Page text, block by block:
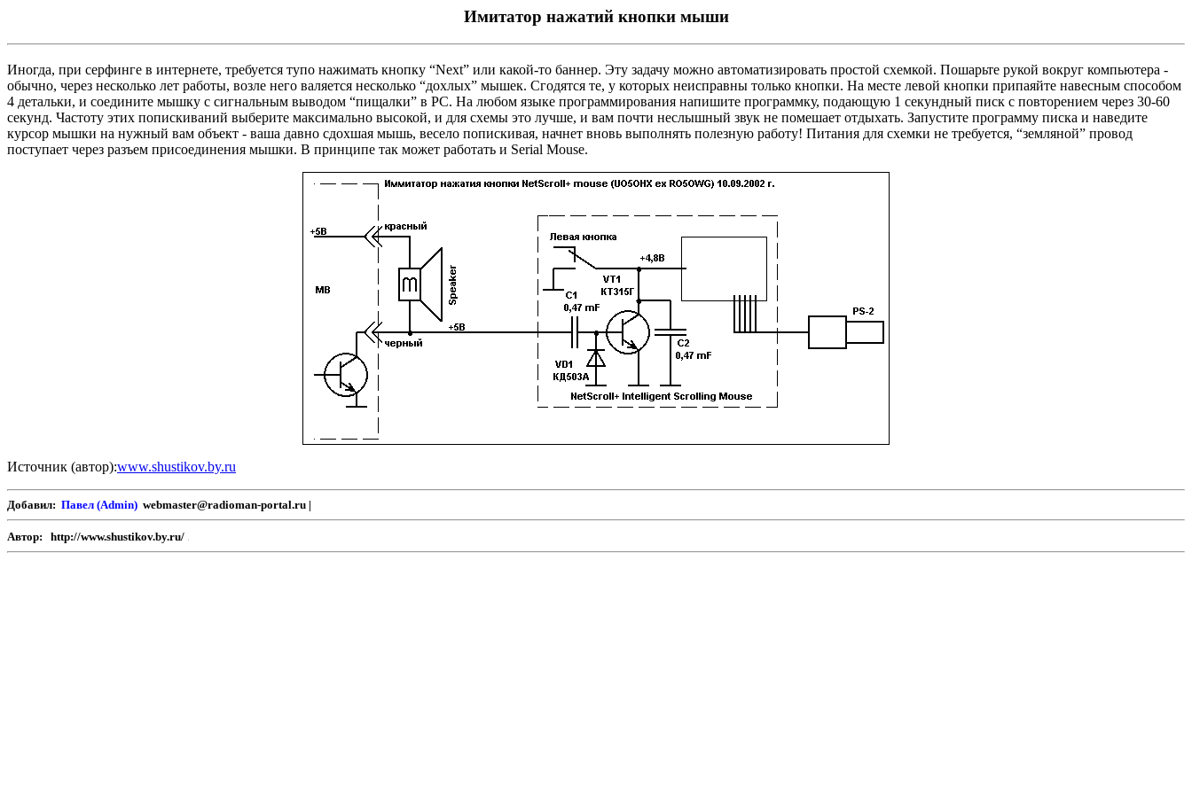
Имитатор нажатий кнопки мыши
Иногда, при серфинге в интернете, требуется тупо нажимать кнопку “Next” или какой-то баннер. Эту задачу можно автоматизировать простой схемкой. Пошарьте рукой вокруг компьютера -
обычно, через несколько лет работы, возле него валяется несколько “дохлых” мышек. Сгодятся те, у которых неисправны только кнопки. На месте левой кнопки припаяйте навесным способом
4 детальки, и соедините мышку с сигнальным выводом “пищалки” в РС. На любом языке программирования напишите программку, подающую 1 секундный писк с повторением через 30-60
секунд. Частоту этих попискиваний выберите максимально высокой, и для схемы это лучше, и вам почти неслышный звук не помешает отдыхать. Запустите программу писка и наведите
курсор мышки на нужный вам объект - ваша давно сдохшая мышь, весело попискивая, начнет вновь выполнять полезную работу! Питания для схемки не требуется, “земляной” провод
поступает через разъем присоединения мышки. В принципе так может работать и Serial Mouse.
Источник (автор):www.shustikov.by.ru
Добавил: Павел (Admin) webmaster@radioman-portal.ru |
Автор: http://www.shustikov.by.ru/